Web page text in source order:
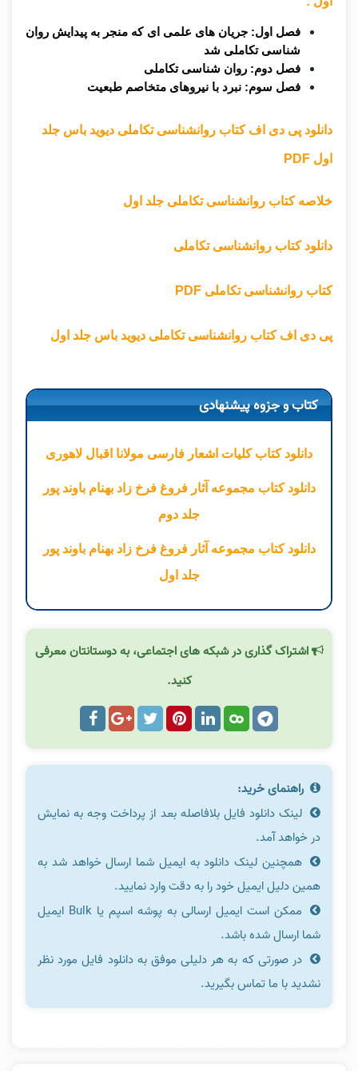
فصل اول: جریان های علمی ای که منجر به پیدایش روان
شناسی تکاملی شد
فصل دوم: روان شناسی تکاملی
فصل سوم: نبرد با نیروهای متخاصم طبعیت
دانلود پی دی اف کتاب روانشناسی تکاملی دیوید باس جلد
اول PDF
خلاصه کتاب روانشناسی تکاملی جلد اول
دانلود کتاب روانشناسی تکاملی
کتاب روانشناسی تکاملی PDF
پی دی اف کتاب روانشناسی تکاملی دیوید باس جلد اول
کتاب و جزوه پیشنهادی
دانلود کتاب کلیات اشعار فارسی مولانا اقبال لاهوری
دانلود کتاب مجموعه آثار فروغ فرخ زاد بهنام باوند پور
جلد دوم
دانلود کتاب مجموعه آثار فروغ فرخ زاد بهنام باوند پور
جلد اول
اشتراک گذاری در شبکه های اجتماعی، به دوستانتان معرفی
کنید.
راهنمای خرید:
لینک دانلود فایل بلافاصله بعد از پرداخت وجه به نمایش
در خواهد آمد.
همچنین لینک دانلود به ایمیل شما ارسال خواهد شد به
همین دلیل ایمیل خود را به دقت وارد نمایید.
ممکن است ایمیل ارسالی به پوشه اسپم یا Bulk ایمیل
شما ارسال شده باشد.
در صورتی که به هر دلیلی موفق به دانلود فایل مورد نظر
نشدید با ما تماس بگیرید.